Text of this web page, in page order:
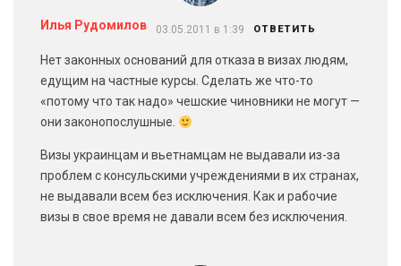
Илья Рудомилов 03.05.2011 в 1:39 ОТВЕТИТЬ
Нет законных оснований для отказа в визах людям,
едущим на частные курсы. Сделать же что-то
«потому что так надо» чешские чиновники не могут —
они законопослушные.
Визы украинцам и вьетнамцам не выдавали из-за
проблем с консульскими учреждениями в их странах,
не выдавали всем без исключения. Как и рабочие
визы в свое время не давали всем без исключения.